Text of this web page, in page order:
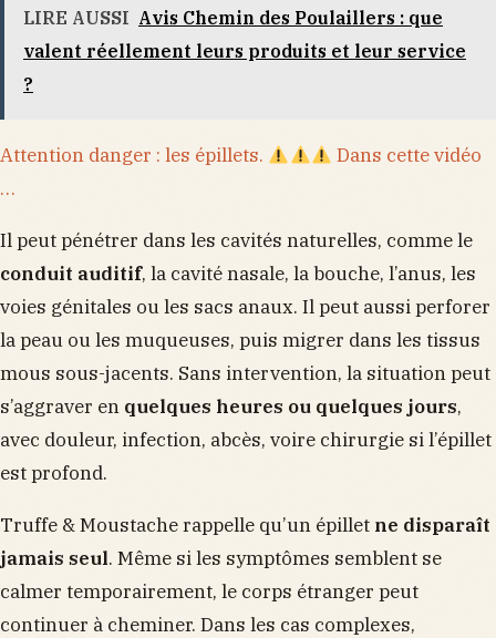
LIRE AUSSI Avis Chemin des Poulaillers : que
valent réellement leurs produits et leur service
?
Attention danger : les épillets.
Dans cette vidéo
…
Il peut pénétrer dans les cavités naturelles, comme le
conduit auditif, la cavité nasale, la bouche, l’anus, les
voies génitales ou les sacs anaux. Il peut aussi perforer
la peau ou les muqueuses, puis migrer dans les tissus
mous sous-jacents. Sans intervention, la situation peut
s’aggraver en quelques heures ou quelques jours,
avec douleur, infection, abcès, voire chirurgie si l’épillet
est profond.
Truffe & Moustache rappelle qu’un épillet ne disparaît
jamais seul. Même si les symptômes semblent se
calmer temporairement, le corps étranger peut
continuer à cheminer. Dans les cas complexes,